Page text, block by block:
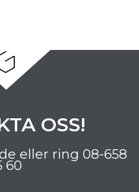
OSS!
eller ring 08-658
60